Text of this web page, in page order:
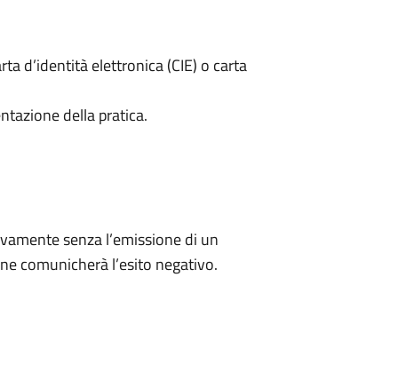
d’identità elettronica (CIE) o carta
della pratica.
senza l’emissione di un
comunicherà l’esito negativo.